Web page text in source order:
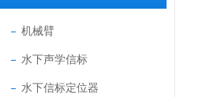
机械臂
水下声学信标
水下信标定位器